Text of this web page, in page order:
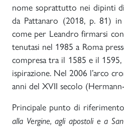
nome soprattutto nei dipinti di
da Pattanaro (2018, p. 81) in
come per Leandro firmarsi
tenutasi nel 1985 a Roma
compresa tra il 1585 e il
ispirazione. Nel 2006 l’arco
anni del XVII secolo
Principale punto di
alla Vergine, agli apostoli e a